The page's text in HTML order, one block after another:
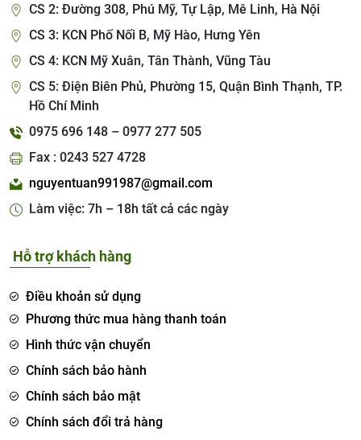
CS 2: Đường 308, Phú Mỹ, Tự Lập, Mê Linh, Hà Nội
CS 3: KCN Phố Nối B, Mỹ Hào, Hưng Yên
CS 4: KCN Mỹ Xuân, Tân Thành, Vũng Tàu
CS 5: Điện Biên Phủ, Phường 15, Quận Bình Thạnh, TP.
Hồ Chí Minh
0975 696 148 – 0977 277 505
Fax : 0243 527 4728
nguyentuan991987@gmail.com
Làm việc: 7h – 18h tất cả các ngày
Hỗ trợ khách hàng
Điều khoản sử dụng
Phương thức mua hàng thanh toán
Hình thức vận chuyển
Chính sách bảo hành
Chính sách bảo mật
Chính sách đổi trả hàng